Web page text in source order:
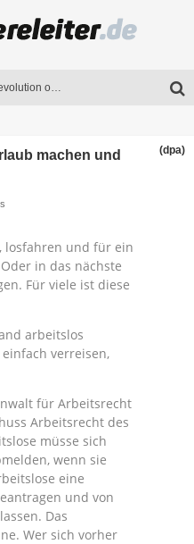
KI im Bildungswesen: Revolution oder Risiko für Schulen und Universitäten?
Seminare als Motivationsmotor – Wie Weiterbildung Mitarbeiter nachhaltig begeistert
machen und
(dpa)
losfahren und für ein
in das nächste
Für viele ist diese
arbeitslos
verreisen,
für Arbeitsrecht
Arbeitsrecht des
müsse sich
wenn sie
eine
und von
Das
Wer sich vorher